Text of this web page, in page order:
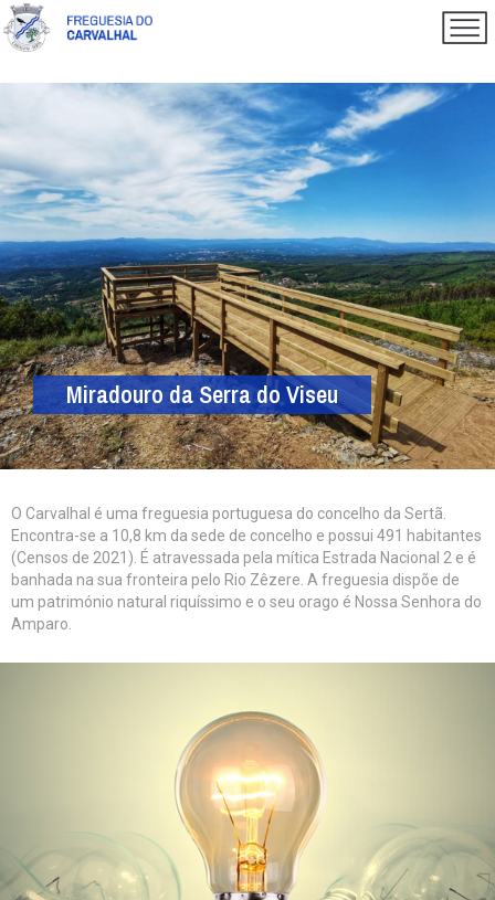
Miradouro da Serra do Viseu
O Carvalhal é uma freguesia portuguesa do concelho da Sertã.
Encontra-se a 10,8 km da sede de concelho e possui 491 habitantes
(Censos de 2021). É atravessada pela mítica Estrada Nacional 2 e é
banhada na sua fronteira pelo Rio Zêzere. A freguesia dispõe de
um património natural riquíssimo e o seu orago é Nossa Senhora do
Amparo.